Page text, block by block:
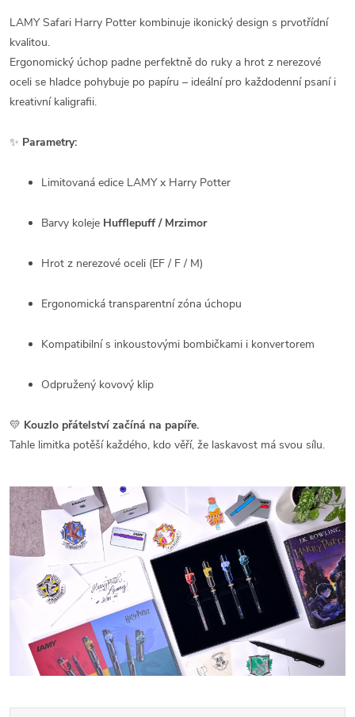
LAMY Safari Harry Potter kombinuje ikonický design s prvotřídní
kvalitou.
Ergonomický úchop padne perfektně do ruky a hrot z nerezové
oceli se hladce pohybuje po papíru – ideální pro každodenní psaní i
kreativní kaligrafii.
✨ Parametry:
Limitovaná edice LAMY x Harry Potter
Barvy koleje Hufflepuff / Mrzimor
Hrot z nerezové oceli (EF / F / M)
Ergonomická transparentní zóna úchopu
Kompatibilní s inkoustovými bombičkami i konvertorem
Odpružený kovový klip
💛 Kouzlo přátelství začíná na papíře.
Tahle limitka potěší každého, kdo věří, že laskavost má svou sílu.